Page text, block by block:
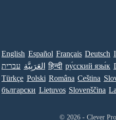
English Español Français Deutsch
עברית العَرَبِيَّة हिन्दी ру́сский язы́к
Türkçe Polski Româna Ceština
български Lietuvos Slovenščina
© 2026 - Clever